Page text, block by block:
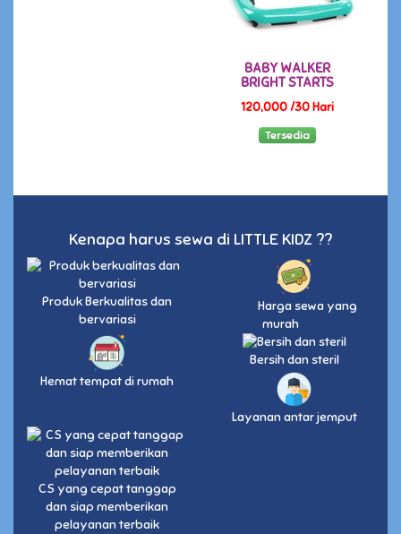
BABY WALKER
BRIGHT STARTS
120,000 /30 Hari
Tersedia
Kenapa harus sewa di LITTLE KIDZ ??
Produk Berkualitas dan
bervariasi
Harga sewa yang
murah
Hemat tempat di rumah
Bersih dan steril
Layanan antar jemput
CS yang cepat tanggap
dan siap memberikan
pelayanan terbaik